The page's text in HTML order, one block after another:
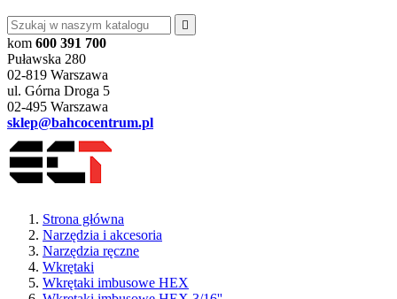

kom 600 391 700
Puławska 280
02-819 Warszawa
ul. Górna Droga 5
02-495 Warszawa
sklep@bahcocentrum.pl
Strona główna
Narzędzia i akcesoria
Narzędzia ręczne
Wkrętaki
Wkrętaki imbusowe HEX